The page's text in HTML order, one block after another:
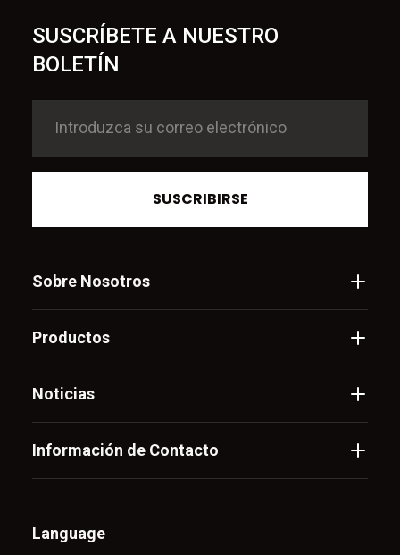
SUSCRÍBETE A NUESTRO
BOLETÍN
SUSCRIBIRSE
Sobre Nosotros
Productos
Noticias
Información de Contacto
Language